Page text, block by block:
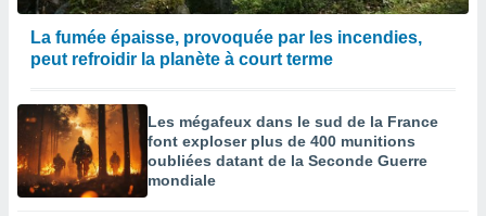
La fumée épaisse, provoquée par les incendies,
peut refroidir la planète à court terme
Les mégafeux dans le sud de la France
font exploser plus de 400 munitions
oubliées datant de la Seconde Guerre
mondiale